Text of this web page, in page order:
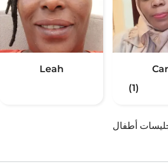
(1)
Leah
أطفال